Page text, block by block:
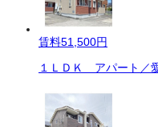
賃料51,500円
１ＬＤＫ アパート／